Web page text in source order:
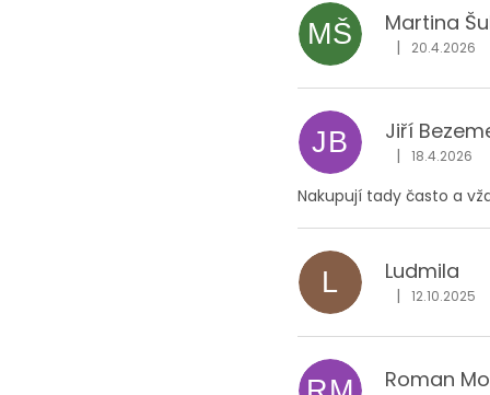
p
i
s
h
o
d
n
o
c
e
n
í
MŠ Martina
Hodnocení
| 20.4.2026
JB Jiří
Hodnocení
| 18.4.2026
Nakupují tady často a
L Ludmila
Hodnocení
| 12.10.2025
Roman